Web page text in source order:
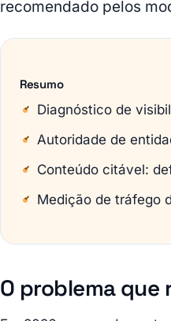
recomendado pelos
Resumo
Diagnóstico de
Autoridade de
Conteúdo citável:
Medição de tráfego
O problema que